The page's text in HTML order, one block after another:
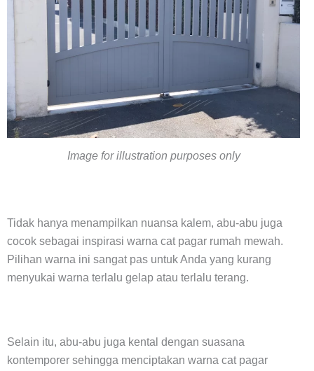
Image for illustration purposes only
Tidak hanya menampilkan nuansa kalem, abu-abu juga
cocok sebagai inspirasi warna cat pagar rumah mewah.
Pilihan warna ini sangat pas untuk Anda yang kurang
menyukai warna terlalu gelap atau terlalu terang.
Selain itu, abu-abu juga kental dengan suasana
kontemporer sehingga menciptakan warna cat pagar